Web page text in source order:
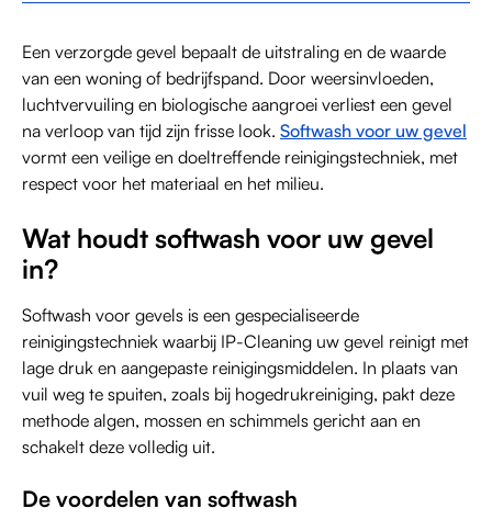
Een verzorgde gevel bepaalt de uitstraling en de waarde
van een woning of bedrijfspand. Door weersinvloeden,
luchtvervuiling en biologische aangroei verliest een gevel
na verloop van tijd zijn frisse look. Softwash voor uw gevel
vormt een veilige en doeltreffende reinigingstechniek, met
respect voor het materiaal en het milieu.
Wat houdt softwash voor uw gevel
in?
Softwash voor gevels is een gespecialiseerde
reinigingstechniek waarbij IP-Cleaning uw gevel reinigt met
lage druk en aangepaste reinigingsmiddelen. In plaats van
vuil weg te spuiten, zoals bij hogedrukreiniging, pakt deze
methode algen, mossen en schimmels gericht aan en
schakelt deze volledig uit.
De voordelen van softwash